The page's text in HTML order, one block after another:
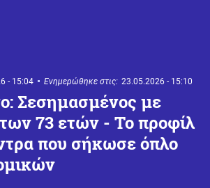
- 15:04 Ενημερώθηκε στις: 23.05.2026 - 15:10
Σεσημασμένος με
73 ετών - Το προφίλ
που σήκωσε όπλο